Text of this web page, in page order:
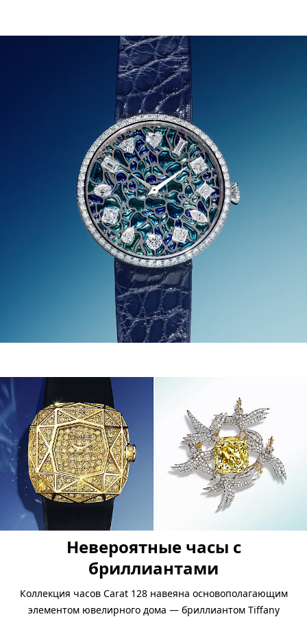
Невероятные часы с
бриллиантами
Коллекция часов Carat 128 навеяна основополагающим
элементом ювелирного дома — бриллиантом Tiffany